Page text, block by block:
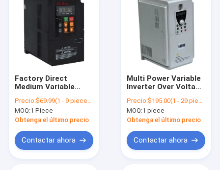
Factory Direct
Medium Variable
Drive Motor
Controller Low
Frequency Hybrid
147*97*132mm
Precio:$69.99(1 - 9 pieces) $67.99(10 - 49 pieces) $65.99(>=50 pieces)
MOQ:1 Piece
Obtenga el último precio
Contactar ahora
Multi Power Variable
Inverter Over Voltage
Drive 3 Phase China
VFD Frequency
Inverter 300*200*160
Precio:$195.00(1 - 29 pieces) $190.00(30 - 59 pieces) $180.00(>=60 pieces)
MOQ:1 piece
Obtenga el último precio
Contactar ahora